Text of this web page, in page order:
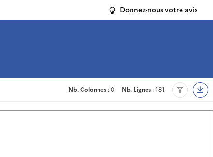
Donnez-nous votre avis
Nb. Colonnes : 0 Nb. Lignes : 181